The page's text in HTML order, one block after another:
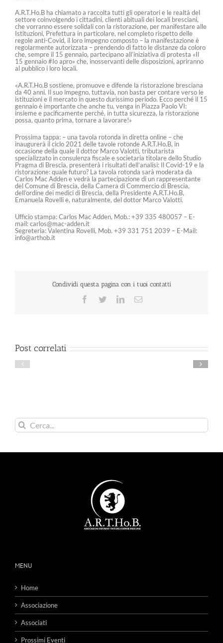
A.R.T.Ho.B ha chiamato a raccolta tutti gli operatori e le realtà del
settore coinvolgendo i cittadini, clienti abituali dei locali bresciani,
che vorranno essere solidali con la ristorazione, per manifestare alle
Istituzioni, Prefettura in particolare, nel completo rispetto delle
regole anti-Covid, il loro impegno composto – la manifestazione è
regolarmente autorizzata – prendendo di fatto le distanze da coloro
che, sempre il 15 gennaio, partecipano all’iniziativa di protesta «Il
15 gennaio #Io apro» che, inosservanti delle disposizioni, apriranno
al pubblico i loro locali.
«A.R.T.Ho.B sostiene, promuove e difende la ristorazione bresciana
da 40 anni. Il suo impegno, tuttavia, non basta per contare verso le
istituzioni e il mercato in questo durissimo periodo. Ecco perché il 15
gennaio è importante che anche tu, venga in Piazza Paolo VI:
insieme e pacificamente perché, in tutta sicurezza, la ristorazione
possa, quanto prima, tornare a lavorare!»
Prossima tappa: – una tavola rotonda in diretta online – che
inaugurerà il ciclo 2021 delle tavole rotonde A.R.T.Ho.B, in
occasione della quale il dottor Marco Valotti, tributarista
specializzato in consulenza fiscale e societaria titolare dello Studio
Pragma di Brescia, presenterà i risultati dell’analisi: Il Covid-19 e la
ristorazione: quale futuro? La tavola rotonda sarà moderata da
Carlos Mac Adden e vedrà la partecipazione di un rappresentante
del Comune di Brescia, della Camera di Commercio di Brescia,
dell’ordine dei medici di Brescia, della Presidente A.R.T.Ho.B,
Emanuela Rovelli e, naturalmente, del dottor Marco Valotti.
Ufficio stampa: Carlos Mac Adden, Mob.: +39 335 480057 – E-
mail: carlos@mac-adden.it
Segreteria: Valentina Rovelli, Mob. +39 331 751 2039 – E-Mail:
info@arthob.it
Condividi questa pagina con i tuoi contatti
Facebook
TwitterLinkedInEmail
Post correlati
Cerca
per:
MENU
Home
Associazione
Associati
Prossimi Eventi